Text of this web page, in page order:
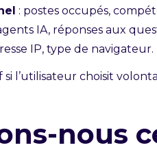
: postes occupés,
IA, réponses aux
IP, type de navigateur.
si l’utilisateur choisit
nous